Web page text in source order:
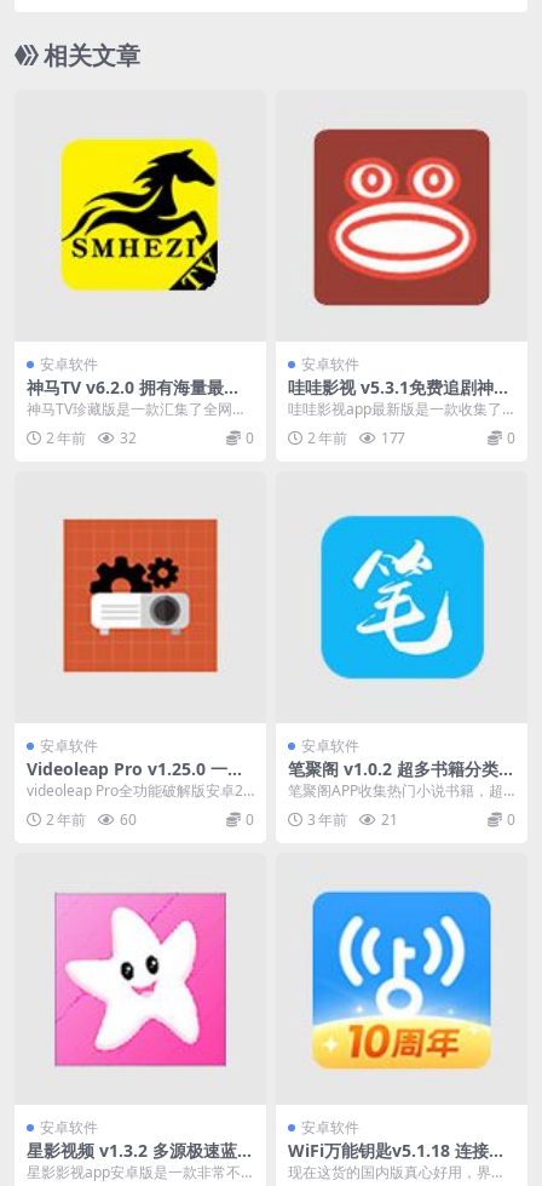
相关文章
安卓软件
神马TV v6.2.0 拥有海量最新
热门影视资源
神马TV珍藏版是一款汇集了全网最
新热播影视资源的影视盒子软件，
拥有海量最新热门影...
2 年前 32 0
安卓软件
哇哇影视 v5.3.1免费追剧神
器，去广告纯净版
哇哇影视app最新版是一款收集了
大量电影资源的免费追剧神器，在
这里解锁了全网最新...
2 年前 177 0
安卓软件
Videoleap Pro v1.25.0 一款
非常好用的手机端视频剪辑软
videoleap Pro全功能破解版安卓20
24是一款非常好用的手机端视频剪
辑...2 年前 60 0
安卓软件
笔聚阁 v1.0.2 超多书籍分类应
有尽有，去广告绿化版
笔聚阁APP收集热门小说书籍，超
多书籍分类应有尽有，想看什么一
搜即可，超多书源，...
3 年前 21 0
安卓软件
星影视频 v1.3.2 多源极速蓝光
源播放，去广告纯净版
星影影视app安卓版是一款非常不
安卓软件
WiFi万能钥匙v5.1.18 连接免
费WiFi的上网神器，解锁会员
现在这货的国内版真心好用，界面